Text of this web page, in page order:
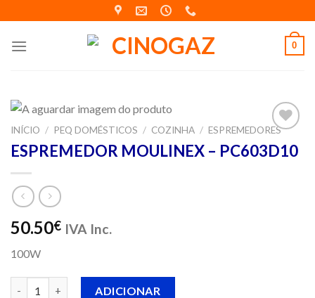
to
content
0
Adicionar
aos meus
INÍCIO / PEQ DOMÉSTICOS / COZINHA / ESPREMEDORES
ESPREMEDOR MOULINEX – PC603D10
50.50€ IVA Inc.
100W
ADICIONAR